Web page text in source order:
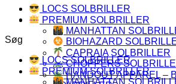
LOCS SOLBRILLER
PREMIUM SOLBRILLER
MANHATTAN
BIOHAZARD
CAPRAIA SOLBRILLER
CHOPPERS
HANDOUT APPAREL –
Søg
LOCS SOLBRILLER
PREMIUM SOLBRILLER
MANHATTAN